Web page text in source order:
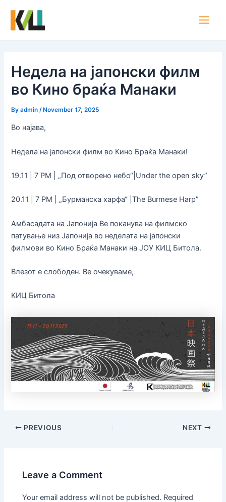
content
Недела на јапонски филм
во Кино браќа Манаки
Byadmin /November 17, 2025
Во најава,
Недела на јапонски филм во Кино Браќа Манаки!
19.11 | 7 PM | „Под отворено небо“|Under the open sky”
20.11 | 7 PM | „Бурманска харфа“ |The Burmese Harp”
Амбасадата на Јапонија Ве поканува на филмско
патување низ Јапонија во неделата на јапонски
филмови во Кино Браќа Манаки на ЈОУ КИЦ Битола.
Влезот е слободен. Ве очекуваме,
КИЦ Битола
navigation
PREVIOUS NEXT
Leave a Comment
Your email address will not be published. Required